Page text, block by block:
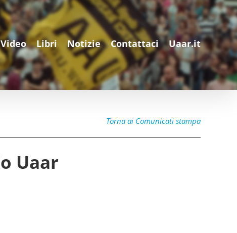
Video Libri Notizie Contattaci Uaar.it
Torna ai Comunicati stampa
Uaar